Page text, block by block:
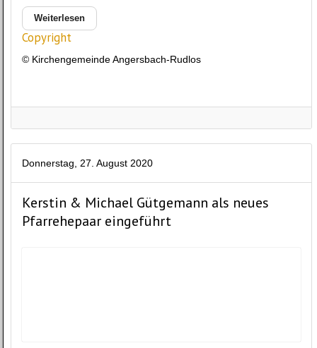
Weiterlesen
Copyright
© Kirchengemeinde Angersbach-Rudlos
Donnerstag, 27. August 2020
Kerstin & Michael Gütgemann als neues
Pfarrehepaar eingeführt